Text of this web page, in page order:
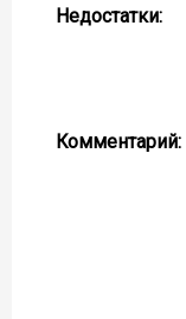
Недостатки:
Комментарий: